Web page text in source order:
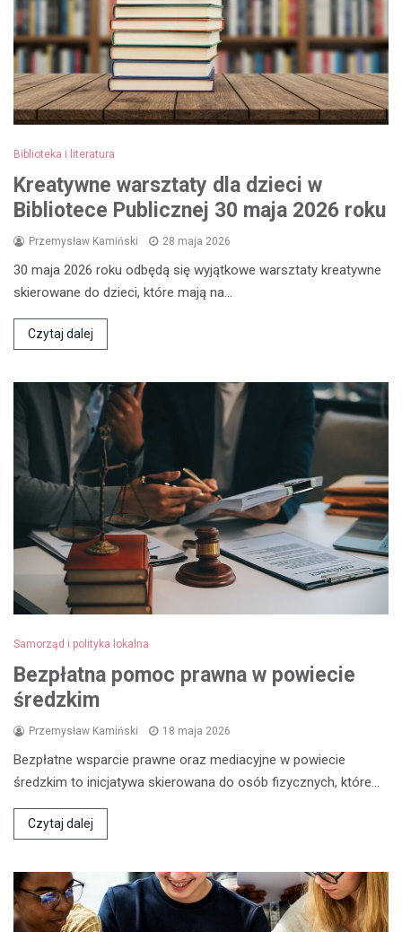
Biblioteka i literatura
Kreatywne warsztaty dla dzieci w
Bibliotece Publicznej 30 maja 2026 roku
Przemysław Kamiński 28 maja 2026
30 maja 2026 roku odbędą się wyjątkowe warsztaty kreatywne
skierowane do dzieci, które mają na…
Czytaj dalej
Samorząd i polityka lokalna
Bezpłatna pomoc prawna w powiecie
średzkim
Przemysław Kamiński 18 maja 2026
Bezpłatne wsparcie prawne oraz mediacyjne w powiecie
średzkim to inicjatywa skierowana do osób fizycznych, które…
Czytaj dalej